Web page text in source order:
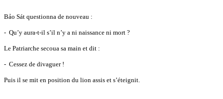
Bảo Sát questionna de nouveau :
- Qu’y aura-t-il s’il n’y a ni naissance ni mort ?
Le Patriarche secoua sa main et dit :
- Cessez de divaguer !
Puis il se mit en position du lion assis et s’éteignit.